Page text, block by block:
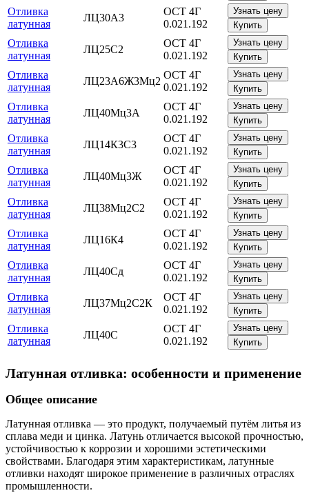
Отливка
латунная
ЛЦ30А3
ОСТ 4Г
0.021.192
Узнать цену
Купить
Отливка
латунная
ЛЦ25С2
ОСТ 4Г
0.021.192
Узнать цену
Купить
Отливка
латунная
ЛЦ23А6Ж3Мц2
ОСТ 4Г
0.021.192
Узнать цену
Купить
Отливка
латунная
ЛЦ40Мц3А
ОСТ 4Г
0.021.192
Узнать цену
Купить
Отливка
латунная
ЛЦ14К3С3
ОСТ 4Г
0.021.192
Узнать цену
Купить
Отливка
латунная
ЛЦ40Мц3Ж
ОСТ 4Г
0.021.192
Узнать цену
Купить
Отливка
латунная
ЛЦ38Мц2С2
ОСТ 4Г
0.021.192
Узнать цену
Купить
Отливка
латунная
ЛЦ16К4
ОСТ 4Г
0.021.192
Узнать цену
Купить
Отливка
латунная
ЛЦ40Сд
ОСТ 4Г
0.021.192
Узнать цену
Купить
Отливка
латунная
ЛЦ37Мц2С2К
ОСТ 4Г
0.021.192
Узнать цену
Купить
Отливка
латунная
ЛЦ40С
ОСТ 4Г
0.021.192
Узнать цену
Купить
Латунная отливка: особенности и применение
Общее описание
Латунная отливка — это продукт, получаемый путём литья из
сплава меди и цинка. Латунь отличается высокой прочностью,
устойчивостью к коррозии и хорошими эстетическими
свойствами. Благодаря этим характеристикам, латунные
отливки находят широкое применение в различных отраслях
промышленности.